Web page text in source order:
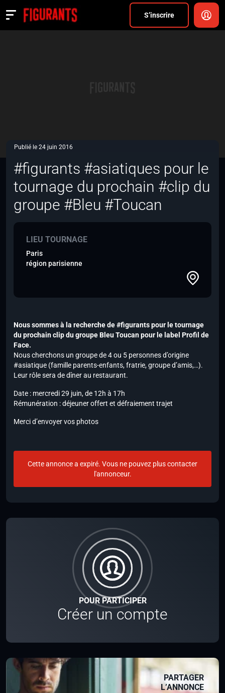
S’inscrire
Actualités
POUR PARTICIPER
Créer un compte
PARTAGER
L’ANNONCE
Publié le 24 juin 2016
#figurants #asiatiques pour le
tournage du prochain #clip du
groupe #Bleu #Toucan
LIEU TOURNAGE
Paris
région parisienne
Nous sommes à la recherche de #figurants pour le tournage
du prochain clip du groupe Bleu Toucan pour le label Profil de
Face.
Nous cherchons un groupe de 4 ou 5 personnes d’origine
#asiatique (famille parents-enfants, fratrie, groupe d’amis,…).
Leur rôle sera de dîner au restaurant.
Date : mercredi 29 juin, de 12h à 17h
Rémunération : déjeuner offert et défraiement trajet
Merci d’envoyer vos photos
Cette annonce a expiré. Vous ne pouvez plus contacter
l'annonceur.